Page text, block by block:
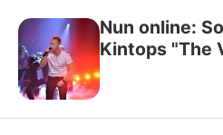
Nun online:
Kintops "The